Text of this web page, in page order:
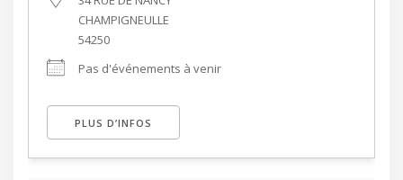
CHAMPIGNEULLE
54250
Pas d'événements à venir
PLUS D’INFOS